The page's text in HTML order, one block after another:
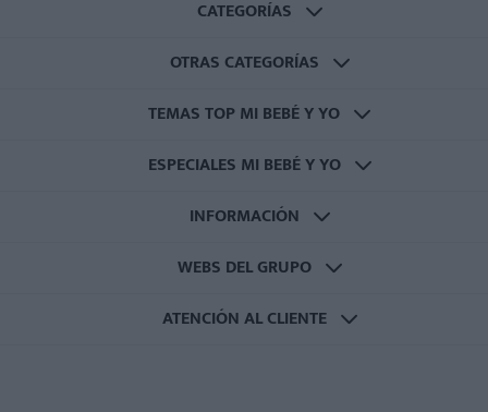
CATEGORÍAS
OTRAS CATEGORÍAS
TEMAS TOP MI BEBÉ Y YO
ESPECIALES MI BEBÉ Y YO
INFORMACIÓN
WEBS DEL GRUPO
ATENCIÓN AL CLIENTE